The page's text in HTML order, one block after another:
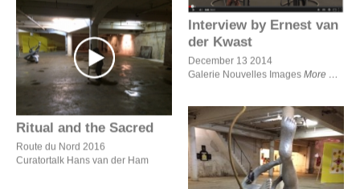
Interview by Ernest van
der Kwast
December 13 2014
Galerie Nouvelles Images More
Ritual and the Sacred
Ritual and the Sacred
Route du Nord 2016
Curatortalk Hans van der Ham